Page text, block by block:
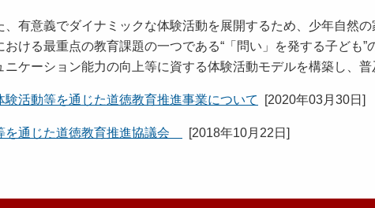
有意義でダイナミックな体験活動を展開するため、少年自然
ける最重点の教育課題の一つである“「問い」を発する子ども”
ケーション能力の向上等に資する体験活動モデルを構築し、普
活動等を通じた道徳教育推進事業について [2020年03月30日 ]
を通じた道徳教育推進協議会 [2018年10月22日 ]